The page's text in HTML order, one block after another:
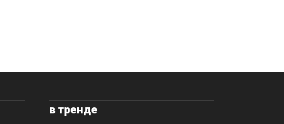
в тренде